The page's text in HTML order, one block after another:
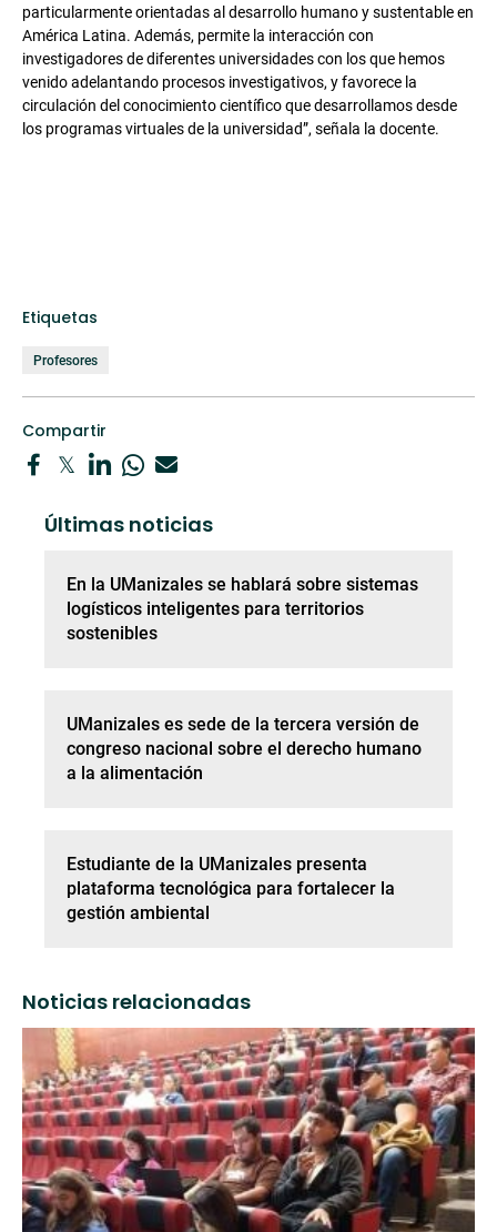
particularmente orientadas al desarrollo humano y sustentable en
América Latina. Además, permite la interacción con
investigadores de diferentes universidades con los que hemos
venido adelantando procesos investigativos, y favorece la
circulación del conocimiento científico que desarrollamos desde
los programas virtuales de la universidad”, señala la docente.
Etiquetas
Profesores
Compartir
Últimas noticias
En la UManizales se hablará sobre sistemas
logísticos inteligentes para territorios
sostenibles
UManizales es sede de la tercera versión de
congreso nacional sobre el derecho humano
a la alimentación
Estudiante de la UManizales presenta
plataforma tecnológica para fortalecer la
gestión ambiental
Noticias relacionadas